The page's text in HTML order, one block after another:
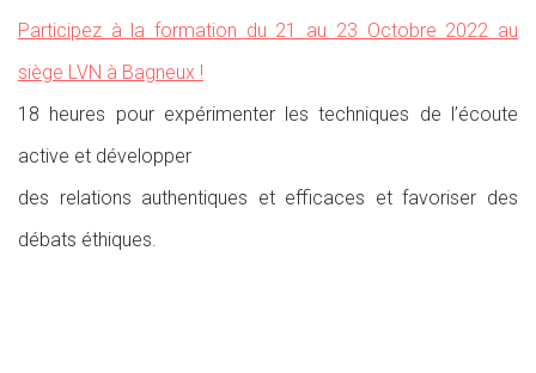
Participez à la formation du 21 au 23 Octobre 2022 au
siège LVN à Bagneux !
18 heures pour expérimenter les techniques de l’écoute
active et développer
des relations authentiques et efficaces et favoriser des
débats éthiques.